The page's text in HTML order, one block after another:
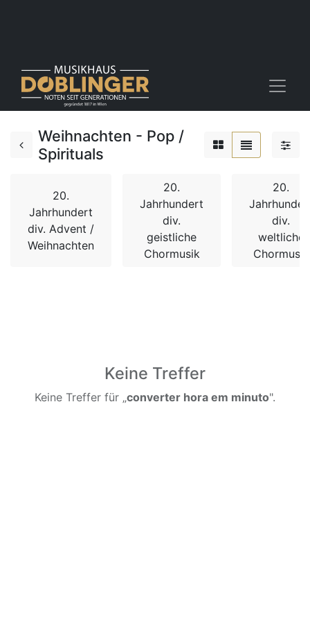
Weihnachten - Pop /
Spirituals
20.
Jahrhundert
div. Advent /
Weihnachten
20.
Jahrhundert
div.
geistliche
Chormusik
20.
div.
weltliche
Chormusik
Keine Treffer
Keine Treffer für „converter hora em minuto".